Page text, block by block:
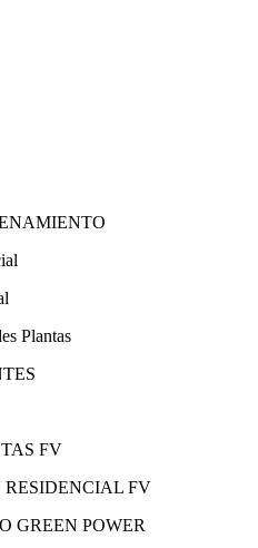
Plantas
FV
FV
GREEN POWER